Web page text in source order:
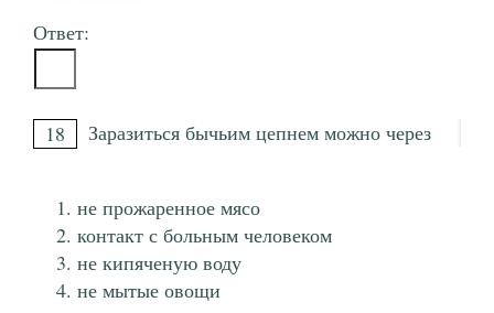
Ответ:
18 Заразиться бычьим цепнем можно через
не прожаренное мясо
контакт с больным человеком
не кипяченую воду
не мытые овощи